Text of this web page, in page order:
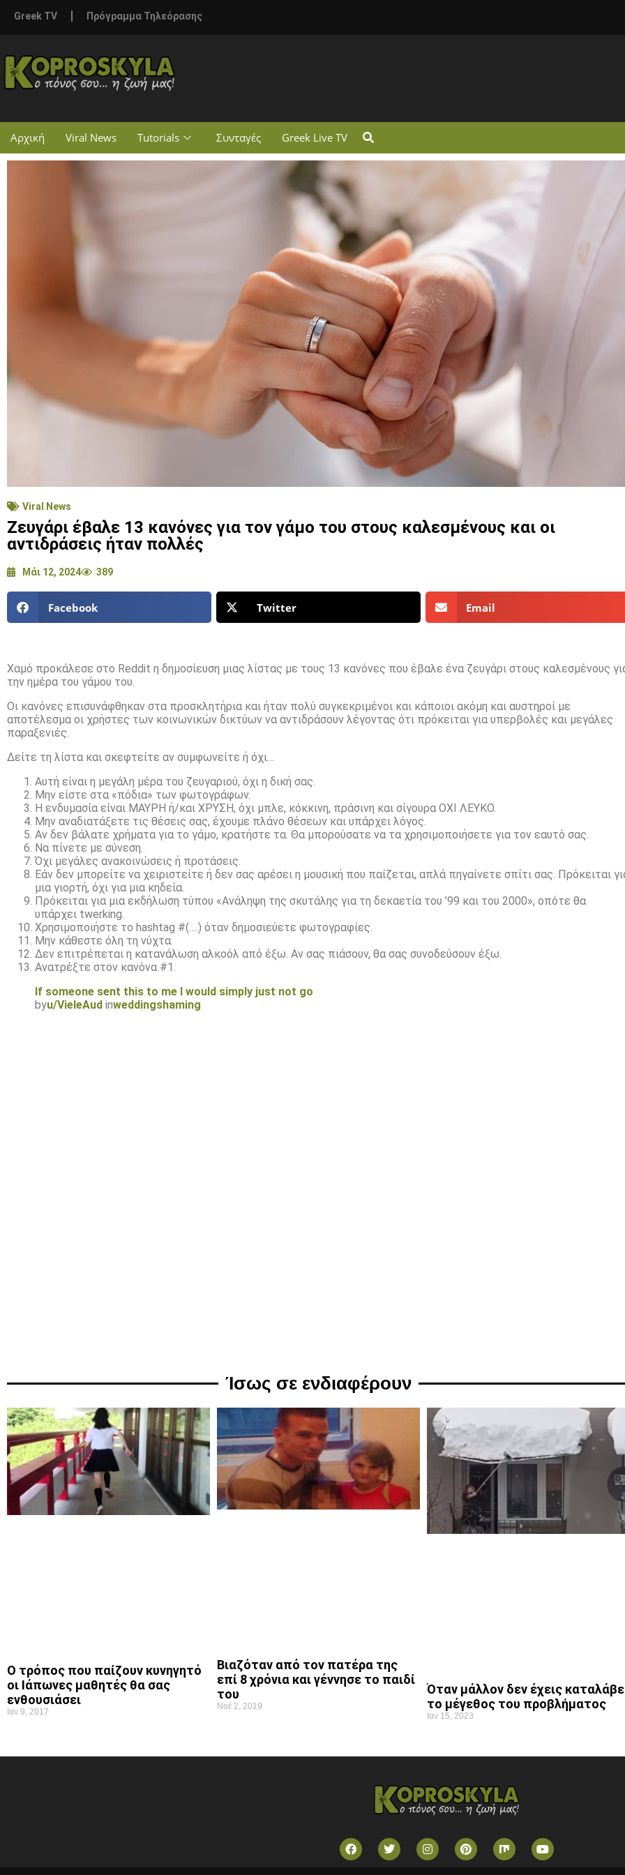
Greek TV Πρόγραμμα Τηλεόρασης
Αρχική Viral News Tutorials Συνταγές Greek Live TV
Viral News
Ζευγάρι έβαλε 13 κανόνες για τον γάμο του στους καλεσμένους και οι
αντιδράσεις ήταν πολλές
Μάι 12, 2024 389
Facebook Twitter Email
Χαμό προκάλεσε στο Reddit η δημοσίευση μιας λίστας με τους 13 κανόνες που έβαλε ένα ζευγάρι στους καλεσμένους
την ημέρα του γάμου του.
Οι κανόνες επισυνάφθηκαν στα προσκλητήρια και ήταν πολύ συγκεκριμένοι και κάποιοι ακόμη και αυστηροί με
αποτέλεσμα οι χρήστες των κοινωνικών δικτύων να αντιδράσουν λέγοντας ότι πρόκειται για υπερβολές και μεγάλες
παραξενιές.
Δείτε τη λίστα και σκεφτείτε αν συμφωνείτε ή όχι…
Αυτή είναι η μεγάλη μέρα του ζευγαριού, όχι η δική σας.
Μην είστε στα «πόδια» των φωτογράφων.
Η ενδυμασία είναι ΜΑΥΡΗ ή/και ΧΡΥΣΗ, όχι μπλε, κόκκινη, πράσινη και σίγουρα ΟΧΙ ΛΕΥΚΟ.
Μην αναδιατάξετε τις θέσεις σας, έχουμε πλάνο θέσεων και υπάρχει λόγος.
Αν δεν βάλατε χρήματα για το γάμο, κρατήστε τα. Θα μπορούσατε να τα χρησιμοποιήσετε για τον εαυτό σας.
Να πίνετε με σύνεση.
Όχι μεγάλες ανακοινώσεις ή προτάσεις.
Εάν δεν μπορείτε να χειριστείτε ή δεν σας αρέσει η μουσική που παίζεται, απλά πηγαίνετε σπίτι σας. Πρόκειται
μια γιορτή, όχι για μια κηδεία.
Πρόκειται για μια εκδήλωση τύπου «Ανάληψη της σκυτάλης για τη δεκαετία του ’99 και του 2000», οπότε θα
υπάρχει twerking.
Χρησιμοποιήστε το hashtag #(….) όταν δημοσιεύετε φωτογραφίες.
Μην κάθεστε όλη τη νύχτα.
Δεν επιτρέπεται η κατανάλωση αλκοόλ από έξω. Αν σας πιάσουν, θα σας συνοδεύσουν έξω.
Ανατρέξτε στον κανόνα #1.
If someone sent this to me I would simply just not go
byu/VieleAud inweddingshaming
Ίσως σε ενδιαφέρουν
Ο τρόπος που παίζουν κυνηγητό
οι Ιάπωνες μαθητές θα σας
ενθουσιάσει
Ιαν 9, 2017
Βιαζόταν από τον πατέρα της
επί 8 χρόνια και γέννησε το παιδί
του
Νοέ 2, 2019
Όταν μάλλον δεν έχεις
το μέγεθος του προβλήματος
Ιαν 15, 2023